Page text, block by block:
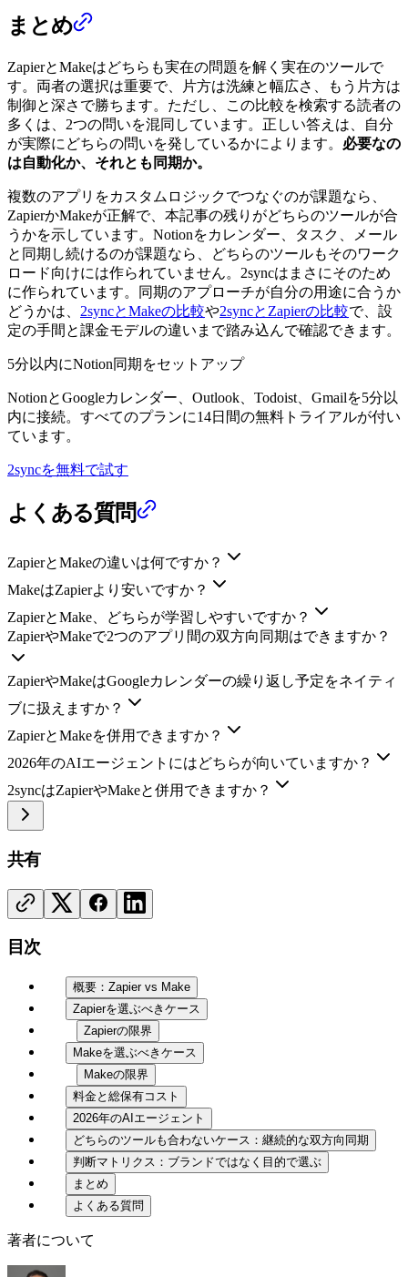
まとめ
ZapierとMakeはどちらも実在の問題を解く実在のツールで
す。両者の選択は重要で、片方は洗練と幅広さ、もう片方は
制御と深さで勝ちます。ただし、この比較を検索する読者の
多くは、2つの問いを混同しています。正しい答えは、自分
が実際にどちらの問いを発しているかによります。 必要なの
は自動化か、それとも同期か。
複数のアプリをカスタムロジックでつなぐのが課題なら、
ZapierかMakeが正解で、本記事の残りがどちらのツールが合
うかを示しています。Notionをカレンダー、タスク、メール
と同期し続けるのが課題なら、どちらのツールもそのワーク
ロード向けには作られていません。2syncはまさにそのため
に作られています。同期のアプローチが自分の用途に合うか
どうかは、 2syncとMakeの比較や2syncとZapierの比較で、設
定の手間と課金モデルの違いまで踏み込んで確認できます。
5分以内にNotion同期をセットアップ
NotionとGoogleカレンダー、Outlook、Todoist、Gmailを5分以
内に接続。すべてのプランに14日間の無料トライアルが付い
ています。
2syncを無料で試す
よくある質問
ZapierとMakeの違いは何ですか？
MakeはZapierより安いですか？
ZapierとMake、どちらが学習しやすいですか？
ZapierやMakeで2つのアプリ間の双方向同期はできますか？
ZapierやMakeはGoogleカレンダーの繰り返し予定をネイティ
ブに扱えますか？
ZapierとMakeを併用できますか？
2026年のAIエージェントにはどちらが向いていますか？
2syncはZapierやMakeと併用できますか？
共有
目次
概要：Zapier vs Make
Zapierを選ぶべきケース
Zapierの限界
Makeを選ぶべきケース
Makeの限界
料金と総保有コスト
2026年のAIエージェント
どちらのツールも合わないケース：継続的な双方向同期
判断マトリクス：ブランドではなく目的で選ぶ
まとめ
よくある質問
著者について